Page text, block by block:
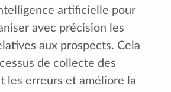
artificielle pour
avec précision les
aux prospects. Cela
de collecte des
les erreurs et améliore la